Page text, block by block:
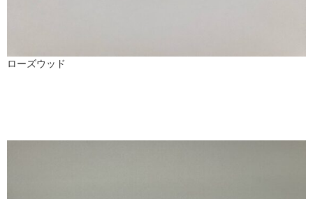
ローズウッド